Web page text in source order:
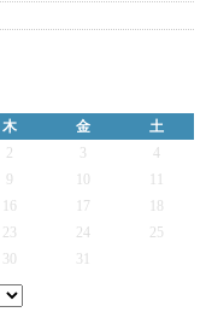
木 金
土
2 3
4
9
16 17
23 24
25
30 31